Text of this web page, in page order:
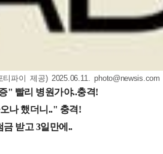
티파이 제공) 2025.06.11.photo@newsis.com